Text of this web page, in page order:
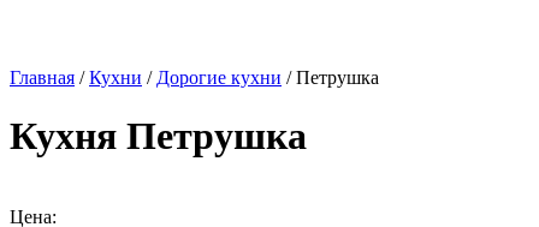
Главная /Кухни / Дорогие кухни / Петрушка
Кухня Петрушка
Цена: